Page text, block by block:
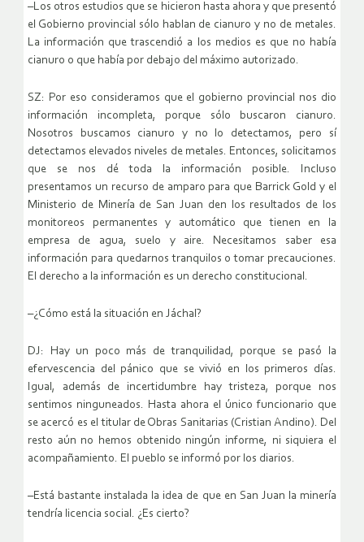
–Los otros estudios que se hicieron hasta ahora y que presentó
el Gobierno provincial sólo hablan de cianuro y no de metales.
La información que trascendió a los medios es que no había
cianuro o que había por debajo del máximo autorizado.
SZ: Por eso consideramos que el gobierno provincial nos dio
información incompleta, porque sólo buscaron cianuro.
Nosotros buscamos cianuro y no lo detectamos, pero sí
detectamos elevados niveles de metales. Entonces, solicitamos
que se nos dé toda la información posible. Incluso
presentamos un recurso de amparo para que Barrick Gold y el
Ministerio de Minería de San Juan den los resultados de los
monitoreos permanentes y automático que tienen en la
empresa de agua, suelo y aire. Necesitamos saber esa
información para quedarnos tranquilos o tomar precauciones.
El derecho a la información es un derecho constitucional.
–¿Cómo está la situación en Jáchal?
DJ: Hay un poco más de tranquilidad, porque se pasó la
efervescencia del pánico que se vivió en los primeros días.
Igual, además de incertidumbre hay tristeza, porque nos
sentimos ninguneados. Hasta ahora el único funcionario que
se acercó es el titular de Obras Sanitarias (Cristian Andino). Del
resto aún no hemos obtenido ningún informe, ni siquiera el
acompañamiento. El pueblo se informó por los diarios.
–Está bastante instalada la idea de que en San Juan la minería
tendría licencia social. ¿Es cierto?